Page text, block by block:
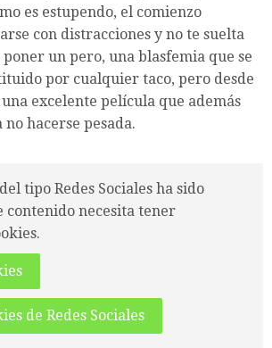
es estupendo, el comienzo
con distracciones y no te suelta
un pero, una blasfemia que se
por cualquier taco, pero desde
excelente película que además
hacerse pesada.
tipo Redes Sociales ha sido
contenido necesita tener
de Redes Sociales